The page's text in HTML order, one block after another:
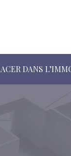
DANS